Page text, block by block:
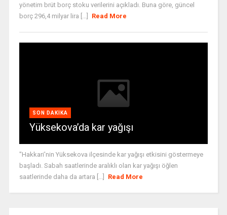
yönetim brüt borç stoku verilerini açıkladı. Buna göre, güncel
borç 296,4 milyar lira [...]
Read More
SON DAKIKA
Yüksekova’da kar yağışı
"Hakkari'nin Yüksekova ilçesinde kar yağışı etkisini göstermeye
başladı. Sabah saatlerinde aralıklı olan kar yağışı öğlen
saatlerinde daha da artara [...]
Read More